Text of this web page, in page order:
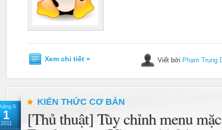
Xem chi tiết » Viết bởi Phạm Trung
6
1
2011
KIẾN THỨC CƠ BẢN
[Thủ thuật] Tùy chỉnh menu